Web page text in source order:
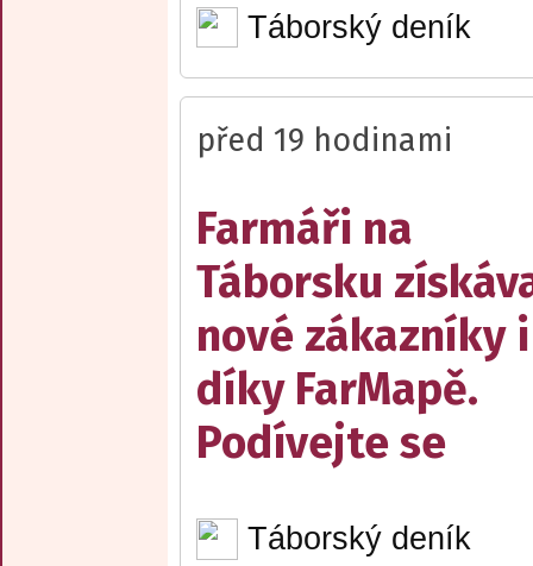
Táborský deník
před 19 hodinami
Farmáři na
Táborsku
nové zákazníky i
díky FarMapě.
Podívejte se
Táborský deník